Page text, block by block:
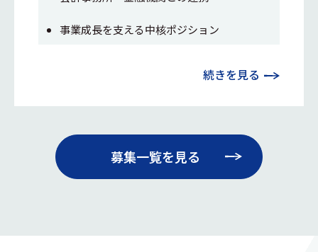
事業成長を支える中核ポジション
続きを見る
募集一覧を見る